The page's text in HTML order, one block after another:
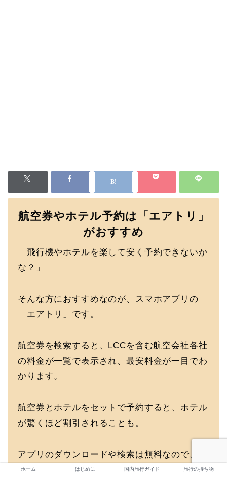
航空券やホテル予約は「エアトリ」
がおすすめ
「飛行機やホテルを楽して安く予約できないか
な？」
そんな方におすすめなのが、スマホアプリの
「エアトリ」です。
航空券を検索すると、LCCを含む航空会社各社
の料金が一覧で表示され、最安料金が一目でわ
かります。
航空券とホテルをセットで予約すると、ホテル
が驚くほど割引されることも。
アプリのダウンロードや検索は無料なので、ぜ
ひ一度お試しください！
ホーム はじめに 国内旅行ガイド 旅行の持ち物